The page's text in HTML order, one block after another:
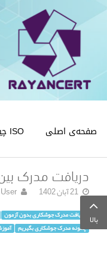
صفحه‌ی اصلی ISO چیست؟
دریافت مدرک
21 آبان 1402
دریافت مدرک جوشکاری بدون آزمون
چگونه مدرک جوشکاری بگیریم
بالا